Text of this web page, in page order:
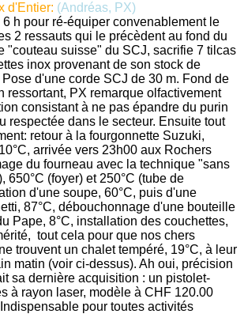
d'Entier: (Andréas, PX)
h pour ré-équiper convenablement le
2 ressauts qui le précèdent au fond du
"couteau suisse" du SCJ, sacrifie 7 tilcas
inox provenant de son stock de
d'une corde SCJ de 30 m. Fond de
ressortant, PX remarque olfactivement
consistant à ne pas épandre du purin
respectée dans le secteur. Ensuite tout
retour à la fourgonnette Suzuki,
arrivée vers 23h00 aux Rochers
du fourneau avec la technique "sans
650°C (foyer) et 250°C (tube de
d'une soupe, 60°C, puis d'une
87°C, débouchonnage d'une bouteille
Pape, 8°C, installation des couchettes,
tout cela pour que nos chers
trouvent un chalet tempéré, 19°C, à leur
matin (voir ci-dessus). Ah oui, précision
sa dernière acquisition : un pistolet-
à rayon laser, modèle à CHF 120.00
pour toutes activités